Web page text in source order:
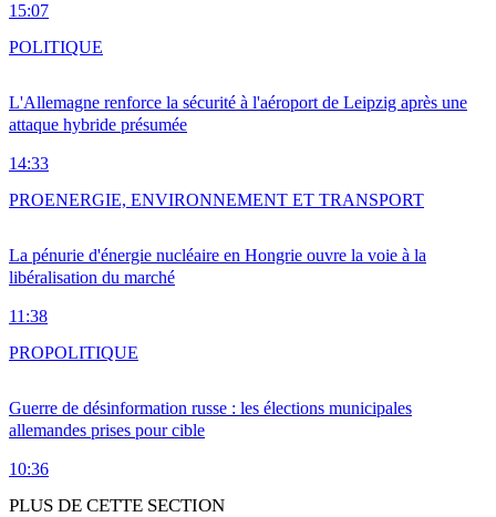
15:07
L'Allemagne renforce la sécurité à l'aéroport de Leipzig après une
attaque hybride présumée
14:33
POLITIQUE
La pénurie d'énergie nucléaire en Hongrie ouvre la voie à la
libéralisation du marché
11:38
PROENERGIE, ENVIRONNEMENT ET TRANSPORT
Guerre de désinformation russe : les élections municipales
allemandes prises pour cible
10:36
PROPOLITIQUE
PLUS DE CETTE SECTION